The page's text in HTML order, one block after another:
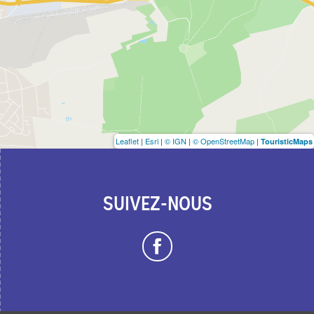
Leaflet | Esri | © IGN | © OpenStreetMap | TouristicMaps
SUIVEZ-NOUS